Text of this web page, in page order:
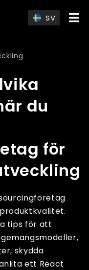
SV
du
för
tips för att
skydda
ett React